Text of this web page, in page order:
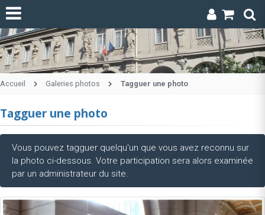
Accueil Galeries photos Tagguer une photo
Tagguer une photo
Vous pouvez tagguer quelqu'un que vous avez reconnu sur
la photo ci-dessous. Votre participation sera alors examinée
par un administrateur du site.